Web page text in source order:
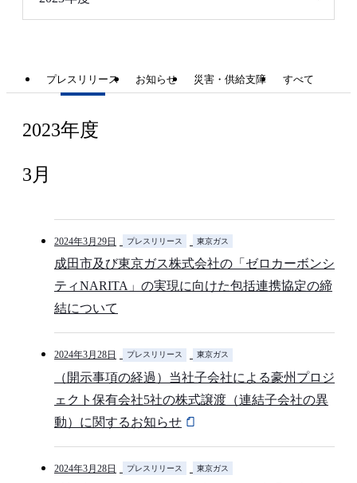
プレスリリース お知らせ 災害・供給支障 すべて
2023年度
3月
2024年3月29日 プレスリリース 東京ガス
成田市及び東京ガス株式会社の「ゼロカーボンシ
ティNARITA」の実現に向けた包括連携協定の締
結について
2024年3月28日 プレスリリース 東京ガス
（開示事項の経過）当社子会社による豪州プロジ
ェクト保有会社5社の株式譲渡（連結子会社の異
動）に関するお知らせ
2024年3月28日 プレスリリース 東京ガス